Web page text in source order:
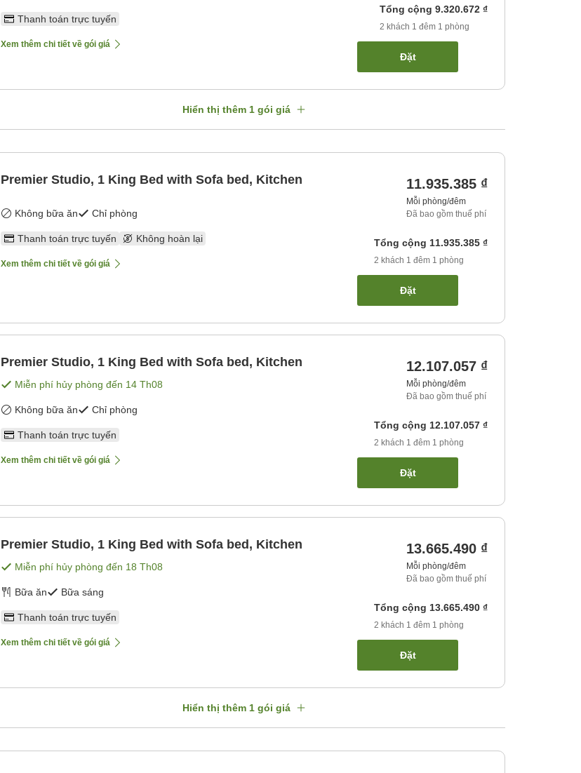
Thanh toán trực tuyến
Xem thêm chi tiết về gói giá
Tổng cộng 9.320.672 ₫
2 khách 1 đêm 1 phòng
Đặt
Hiển thị thêm 1 gói giá
Premier Studio, 1 King Bed with Sofa bed, Kitchen
Không bữa ăn Chỉ phòng
Thanh toán trực tuyến Không hoàn lại
Xem thêm chi tiết về gói giá
11.935.385 ₫
Mỗi phòng/đêm
Đã bao gồm thuế phí
Tổng cộng 11.935.385 ₫
2 khách 1 đêm 1 phòng
Đặt
Premier Studio, 1 King Bed with Sofa bed, Kitchen
Miễn phí hủy phòng đến 14 Th08
Không bữa ăn Chỉ phòng
Thanh toán trực tuyến
Xem thêm chi tiết về gói giá
12.107.057 ₫
Mỗi phòng/đêm
Đã bao gồm thuế phí
Tổng cộng 12.107.057 ₫
2 khách 1 đêm 1 phòng
Đặt
Premier Studio, 1 King Bed with Sofa bed, Kitchen
Miễn phí hủy phòng đến 18 Th08
Bữa ăn Bữa sáng
Thanh toán trực tuyến
Xem thêm chi tiết về gói giá
13.665.490 ₫
Mỗi phòng/đêm
Đã bao gồm thuế phí
Tổng cộng 13.665.490 ₫
2 khách 1 đêm 1 phòng
Đặt
Hiển thị thêm 1 gói giá